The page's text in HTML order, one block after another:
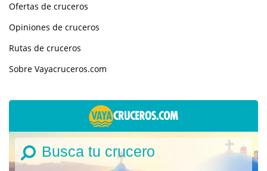
Ofertas de cruceros
Opiniones de cruceros
Rutas de cruceros
Sobre Vayacruceros.com
Busca tu crucero